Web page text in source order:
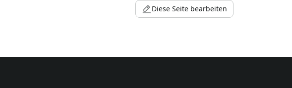
Diese Seite bearbeiten